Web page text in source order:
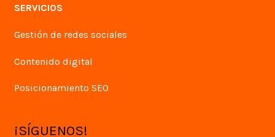
SERVICIOS
Gestión de redes sociales
Contenido digital
Posicionamiento SEO
¡SÍGUENOS!